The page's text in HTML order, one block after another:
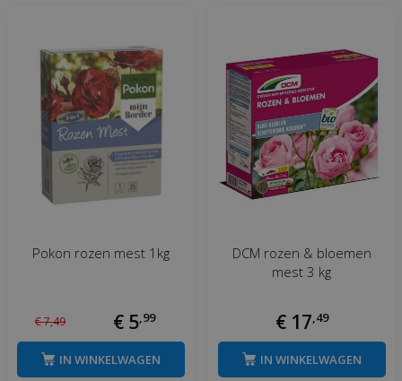
Pokon rozen mest 1kg
€7,49 € 5,99
IN WINKELWAGEN
DCM rozen & bloemen
mest 3 kg
€ 17,49
IN WINKELWAGEN